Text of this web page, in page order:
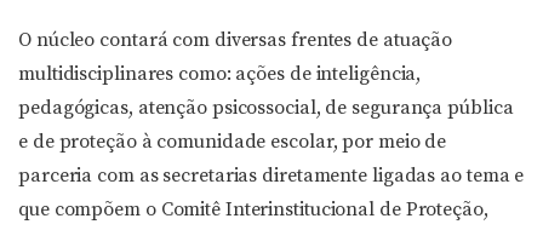
O núcleo contará com diversas frentes de atuação
multidisciplinares como: ações de inteligência,
pedagógicas, atenção psicossocial, de segurança pública
e de proteção à comunidade escolar, por meio de
parceria com as secretarias diretamente ligadas ao tema e
que compõem o Comitê Interinstitucional de Proteção,